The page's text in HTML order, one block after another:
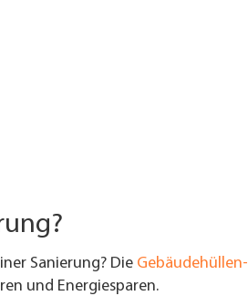
Sanierung? Die Gebäudehüllen-
und Energiesparen.